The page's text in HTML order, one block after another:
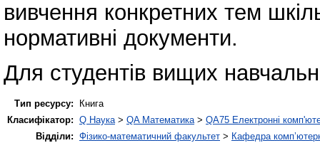
вивчення конкретних тем
нормативні документи.
Для студентів вищих
Тип ресурсу:
Книга
Класифікатор: Q Наука> QA Математика> QA75 Електронні
Відділи: Фізико-математичний факультет > Кафедра